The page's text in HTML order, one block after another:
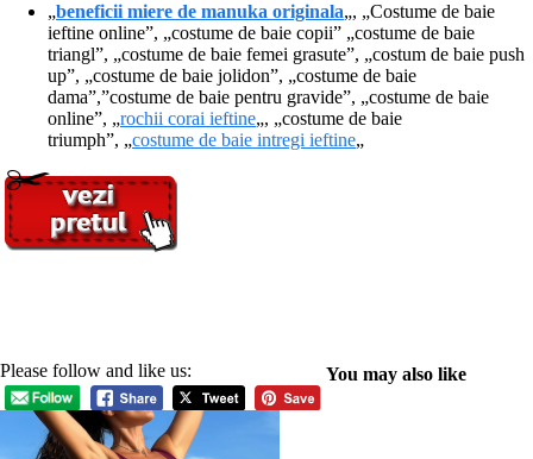
„beneficii miere de manuka originala„, „Costume de baie
ieftine online”, „costume de baie copii” „costume de baie
triangl”, „costume de baie femei grasute”, „costum de baie push
up”, „costume de baie jolidon”, „costume de baie
dama”,”costume de baie pentru gravide”, „costume de baie
online”, „rochii corai ieftine„, „costume de baie
triumph”, „costume de baie intregi ieftine„
Please follow and like us: You may also like